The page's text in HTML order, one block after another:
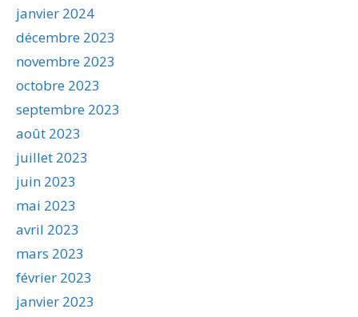
janvier 2024
décembre 2023
novembre 2023
octobre 2023
septembre 2023
août 2023
juillet 2023
juin 2023
mai 2023
avril 2023
mars 2023
février 2023
janvier 2023